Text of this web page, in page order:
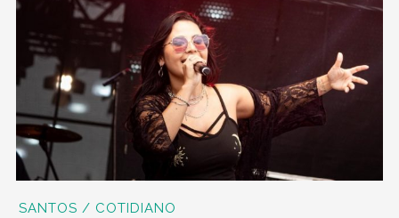
SANTOS / COTIDIANO